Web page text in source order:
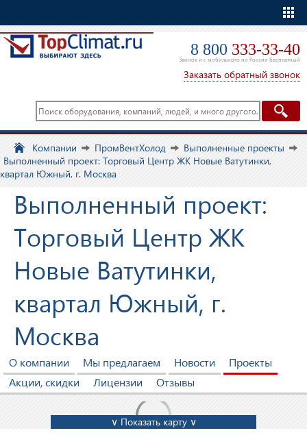
8 800 333-33-40
Звонок и с мобильного по России бесплатный
Заказать обратный звонок
Компании ПромВентХолод
Выполненные проекты
Выполненный проект: Торговый Центр ЖК Новые Ватутинки,
квартал Южный, г. Москва
Выполненный проект:
Торговый Центр ЖК
Новые Ватутинки,
квартал Южный, г.
Москва
О компании Мы предлагаем Новости
Проекты
Акции, скидки
Лицензии Отзывы
∨ Показать карту ∨